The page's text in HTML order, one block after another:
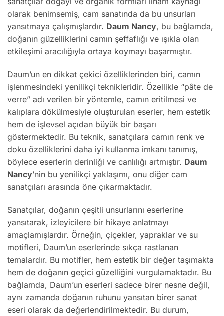
olarak benimsemiş, cam sanatında da bu unsurları
yansıtmaya çalışmışlardır. Daum Nancy, bu bağlamda,
doğanın güzelliklerini camın şeffaflığı ve ışıkla olan
etkileşimi aracılığıyla ortaya koymayı başarmıştır.
Daum’un en dikkat çekici özelliklerinden biri, camın
işlenmesindeki yenilikçi teknikleridir. Özellikle “pâte de
verre” adı verilen bir yöntemle, camın eritilmesi ve
kalıplara dökülmesiyle oluşturulan eserler, hem estetik
hem de işlevsel açıdan büyük bir başarı
göstermektedir. Bu teknik, sanatçılara camın renk ve
doku özelliklerini daha iyi kullanma imkanı tanımış,
böylece eserlerin derinliği ve canlılığı artmıştır. Daum
Nancy’nin bu yenilikçi yaklaşımı, onu diğer cam
sanatçıları arasında öne çıkarmaktadır.
Sanatçılar, doğanın çeşitli unsurlarını eserlerine
yansıtarak, izleyicilere bir hikaye anlatmayı
amaçlamışlardır. Örneğin, çiçekler, yapraklar ve su
motifleri, Daum’un eserlerinde sıkça rastlanan
temalardır. Bu motifler, hem estetik bir değer taşımakta
hem de doğanın geçici güzelliğini vurgulamaktadır. Bu
bağlamda, Daum’un eserleri sadece birer nesne değil,
aynı zamanda doğanın ruhunu yansıtan birer sanat
eseri olarak da değerlendirilmektedir. Bu durum,